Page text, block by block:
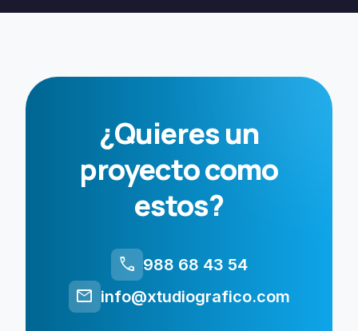
¿Quieres un
proyecto como
estos?
call 988 68 43 54
mail info@xtudiografico.com